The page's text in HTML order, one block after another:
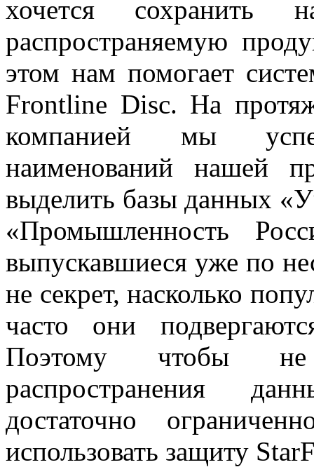
хочется сохранить
распространяемую
этом нам помогает
Frontline Disc. На
компанией мы
наименований нашей
выделить базы данных
«Промышленность
выпускавшиеся уже по
не секрет, насколько
часто они
Поэтому чтобы не
распространения
достаточно
использовать защиту